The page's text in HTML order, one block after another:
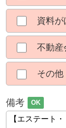
資料が
不動産
その他
備考 OK